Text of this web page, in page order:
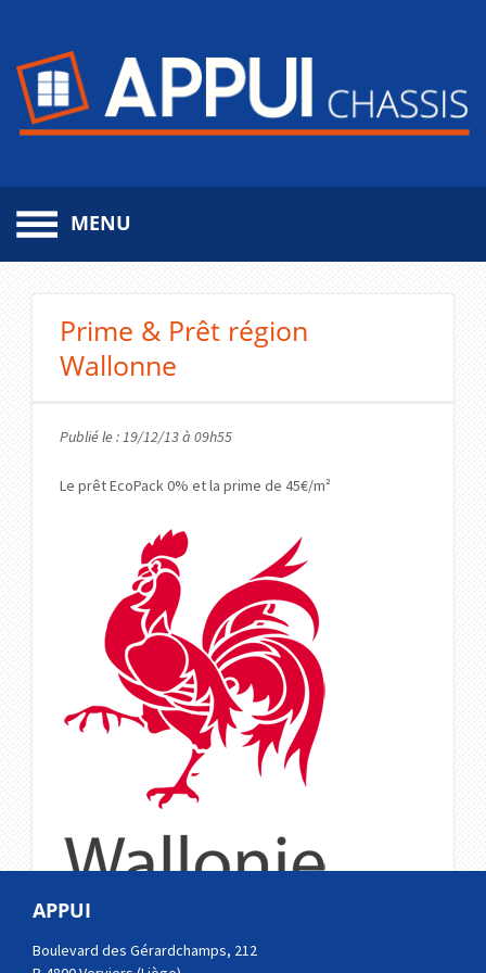
MENU
contenu
principalPrime & Prêt région
Wallonne
Publié le : 19/12/13 à 09h55
Le prêt EcoPack 0% et la prime de 45€/m²
À lire aussi...
APPUI
Boulevard des Gérardchamps, 212